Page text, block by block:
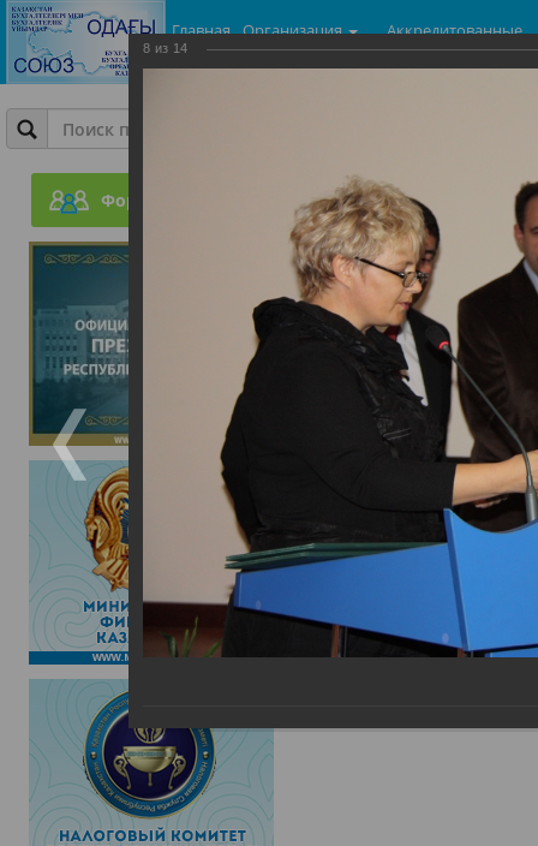
Главная Организация
Аккредитованные
центры
Форум
День Бухгалтера
05.06.2015
8 из 14